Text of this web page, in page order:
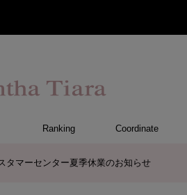
ーリング
グ
ス
ックレス
グ
フ
ット
Ranking Coordinate
タマーセンター夏季休業のお知らせ